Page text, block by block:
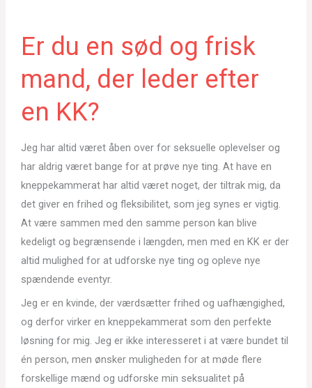
Er du en sød og frisk
mand, der leder efter
en KK?
Jeg har altid været åben over for seksuelle oplevelser og
har aldrig været bange for at prøve nye ting. At have en
kneppekammerat har altid været noget, der tiltrak mig, da
det giver en frihed og fleksibilitet, som jeg synes er vigtig.
At være sammen med den samme person kan blive
kedeligt og begrænsende i længden, men med en KK er der
altid mulighed for at udforske nye ting og opleve nye
spændende eventyr.
Jeg er en kvinde, der værdsætter frihed og uafhængighed,
og derfor virker en kneppekammerat som den perfekte
løsning for mig. Jeg er ikke interesseret i at være bundet til
én person, men ønsker muligheden for at møde flere
forskellige mænd og udforske min seksualitet på